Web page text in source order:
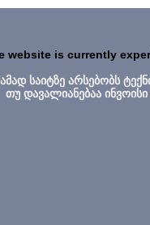
website is currently
საიტზე არსებობს
თუ დავალიანებაა